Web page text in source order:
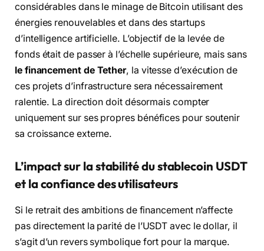
considérables dans le minage de Bitcoin utilisant des
énergies renouvelables et dans des startups
d’intelligence artificielle. L’objectif de la levée de
fonds était de passer à l’échelle supérieure, mais sans
le financement de Tether, la vitesse d’exécution de
ces projets d’infrastructure sera nécessairement
ralentie. La direction doit désormais compter
uniquement sur ses propres bénéfices pour soutenir
sa croissance externe.
L’impact sur la stabilité du stablecoin USDT
et la confiance des utilisateurs
Si le retrait des ambitions de financement n’affecte
pas directement la parité de l’USDT avec le dollar, il
s’agit d’un revers symbolique fort pour la marque.